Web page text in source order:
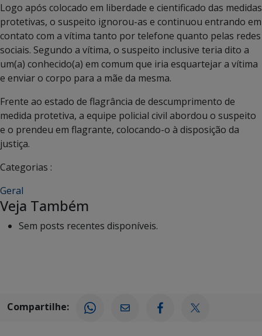
Logo após colocado em liberdade e cientificado das medidas
protetivas, o suspeito ignorou-as e continuou entrando em
contato com a vítima tanto por telefone quanto pelas redes
sociais. Segundo a vítima, o suspeito inclusive teria dito a
um(a) conhecido(a) em comum que iria esquartejar a vítima
e enviar o corpo para a mãe da mesma.
Frente ao estado de flagrância de descumprimento de
medida protetiva, a equipe policial civil abordou o suspeito
e o prendeu em flagrante, colocando-o à disposição da
justiça.
Categorias :
Geral
Veja Também
Sem posts recentes disponíveis.
Compartilhe: